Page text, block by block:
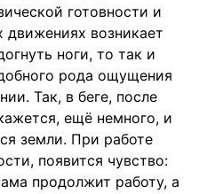
готовности и
движениях возникает
ноги, то так и
рода ощущения
Так, в беге, после
ещё немного, и
земли. При работе
появится чувство:
продолжит работу, а